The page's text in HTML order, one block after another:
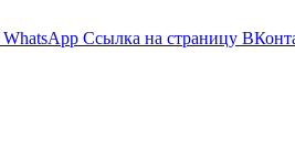
WhatsApp Ссылка на страницу